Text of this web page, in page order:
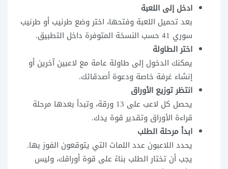
ادخل إلى اللعبة
بعد تحميل اللعبة وفتحها، اختر وضع طرنيب أو طرنيب
سوري 41 حسب النسخة المتوفرة داخل التطبيق.
اختر الطاولة
يمكنك الدخول إلى طاولة عامة مع لاعبين آخرين أو
إنشاء غرفة خاصة ودعوة أصدقائك.
انتظر توزيع الأوراق
يحصل كل لاعب على 13 ورقة، وتبدأ بعدها مرحلة
قراءة الأوراق وتقدير قوة يدك.
ابدأ مرحلة الطلب
يحدد اللاعبون عدد اللمات التي يتوقعون الفوز بها.
يجب أن تختار الطلب بناءً على قوة أوراقك، وليس